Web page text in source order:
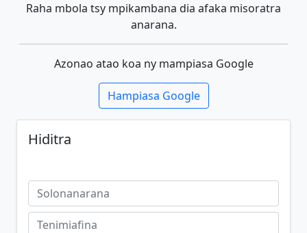
Raha mbola tsy mpikambana dia afaka misoratra
anarana.
Azonao atao koa ny mampiasa Google
Hampiasa Google
Hiditra